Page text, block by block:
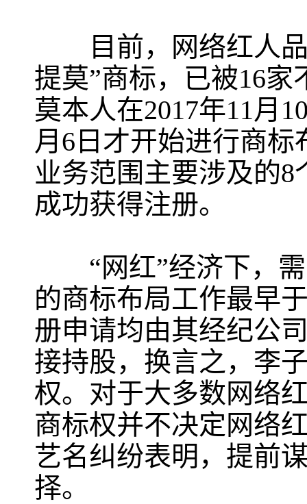
目前，网络红人品
提莫”商标，已被16
莫本人在2017年11月
月6日才开始进行商标
业务范围主要涉及的
成功获得注册。
“网红”经济下，需
的商标布局工作最早
册申请均由其经纪公
接持股，换言之，李
权。对于大多数网络
商标权并不决定网络
艺名纠纷表明，提前
择。